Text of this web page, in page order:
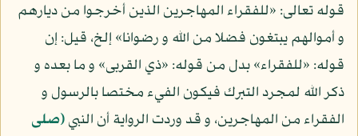
قوله تعالى: «للفقراء المهاجرين الذين أخرجوا من ديارهم
و أموالهم يبتغون فضلا من الله و رضوانا» إلخ، قيل: إن
قوله: «للفقراء» بدل من قوله: «ذي القربى» و ما بعده و
ذكر الله لمجرد التبرك فيكون الفيء مختصا بالرسول و
الفقراء من المهاجرين، و قد وردت الرواية أن النبي(صلى